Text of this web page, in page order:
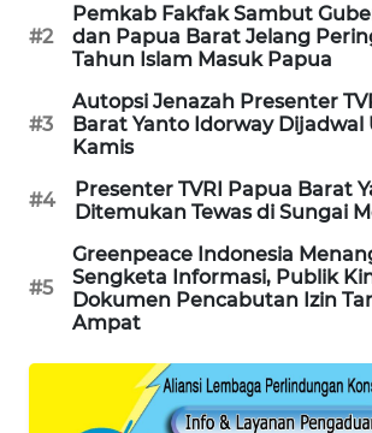
#2
Pemkab Fakfak Sambut
dan Papua Barat Jelang
Tahun Islam Masuk Papua
#3
Autopsi Jenazah Presenter
Barat Yanto Idorway Dijadwal
Kamis
#4
Presenter TVRI Papua Barat
Ditemukan Tewas di Sungai
#5
Greenpeace Indonesia
Sengketa Informasi, Publik
Dokumen Pencabutan Izin
Ampat
SIDIKALANG
NEWS
SIBARAGAS
NEWS
METRO
SIANTAR
NEWS
METRO